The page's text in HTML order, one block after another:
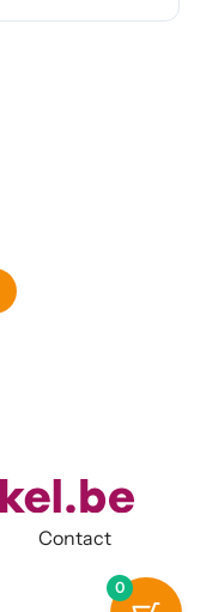
Contact
0